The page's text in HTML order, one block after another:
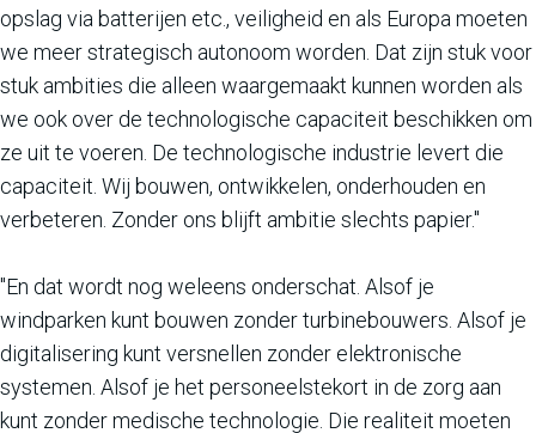
opslag via batterijen etc., veiligheid en als Europa moeten
we meer strategisch autonoom worden. Dat zijn stuk voor
stuk ambities die alleen waargemaakt kunnen worden als
we ook over de technologische capaciteit beschikken om
ze uit te voeren. De technologische industrie levert die
capaciteit. Wij bouwen, ontwikkelen, onderhouden en
verbeteren. Zonder ons blijft ambitie slechts papier."
"En dat wordt nog weleens onderschat. Alsof je
windparken kunt bouwen zonder turbinebouwers. Alsof je
digitalisering kunt versnellen zonder elektronische
systemen. Alsof je het personeelstekort in de zorg aan
kunt zonder medische technologie. Die realiteit moeten